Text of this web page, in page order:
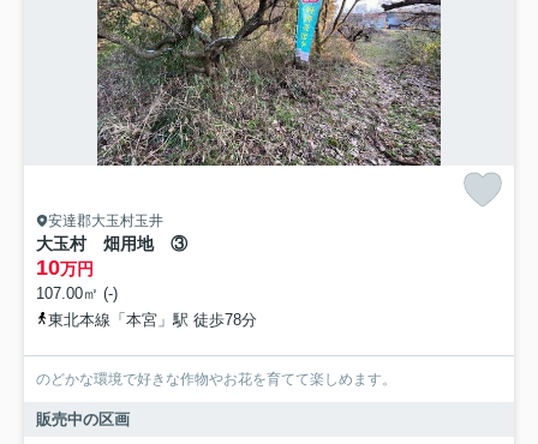
安達郡大玉村玉井
大玉村 畑用地 ③
10万円
107.00㎡ (-)
東北本線「本宮」駅 徒歩78分
のどかな環境で好きな作物やお花を育てて楽しめます。
販売中の区画